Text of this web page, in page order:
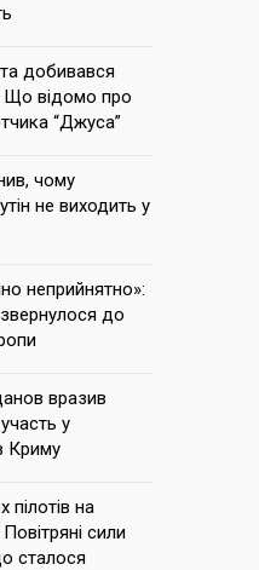
добивався
Що відомо про
“Джуса”
чому
не виходить у
неприйнятно»:
до
вразив
у
Криму
пілотів на
сили
сталося